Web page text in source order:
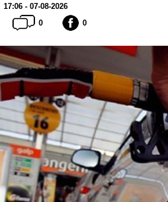
17:06 - 07-08-2026
0
0